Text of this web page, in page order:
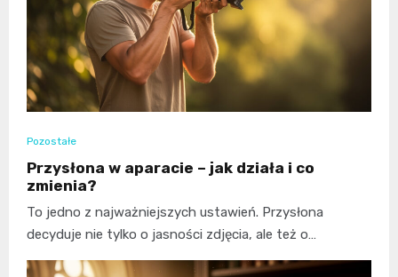
Pozostałe
Przysłona w aparacie – jak działa i co
zmienia?
To jedno z najważniejszych ustawień. Przysłona
decyduje nie tylko o jasności zdjęcia, ale też o…